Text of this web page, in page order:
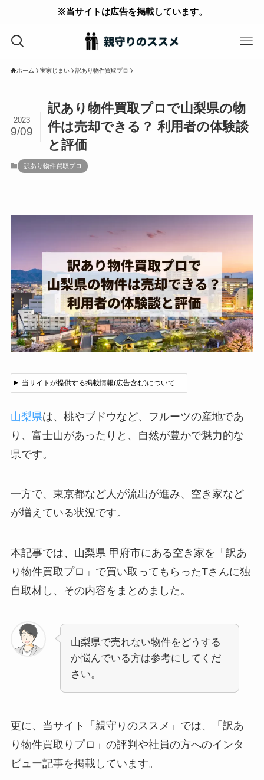
※当サイトは広告を掲載しています。
ホーム 実家じまい 訳あり物件買取プロ
訳あり物件買取プロで山梨県の物
件は売却できる？ 利用者の体験談
と評価
2023
9/09
訳あり物件買取プロ
当サイトが提供する掲載情報(広告含む)について
山梨県は、桃やブドウなど、フルーツの産地であ
り、富士山があったりと、自然が豊かで魅力的な
県です。
一方で、東京都など人が流出が進み、空き家など
が増えている状況です。
本記事では、山梨県 甲府市にある空き家を「訳あ
り物件買取プロ」で買い取ってもらったTさんに独
自取材し、その内容をまとめました。
山梨県で売れない物件をどうする
か悩んでいる方は参考にしてくだ
さい。
更に、当サイト「親守りのススメ」では、「訳あ
り物件買取りプロ」の評判や社員の方へのインタ
ビュー記事を掲載しています。